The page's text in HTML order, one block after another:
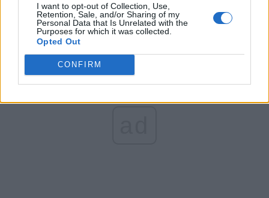
I want to opt-out of Collection, Use,
Retention, Sale, and/or Sharing of my
Personal Data that Is Unrelated with the
Purposes for which it was collected.
Opted Out
CONFIRM